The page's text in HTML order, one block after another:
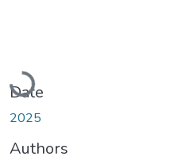
Loading...
Date
2025
Authors